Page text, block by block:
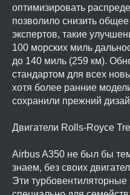
оптимизировать
позволило снизить
экспертов, такие
100 морских миль
до 140 миль (259 км).
стандартом для всех
хотя более ранние
сохранили прежний
Двигатели Rolls-Royce
Airbus A350 не был бы
знаем, без своих
Эти